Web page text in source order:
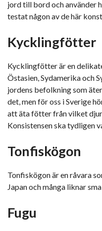
jord till bord och använder
testat någon av de här
Kycklingfötter
Kycklingfötter är en
Östasien, Sydamerika och
jordens befolkning som
det, men för oss i Sverige
att äta fötter från vilket
Konsistensen ska tydligen
Tonfiskögon
Tonfiskögon är en råvara
Japan och många liknar
Fugu